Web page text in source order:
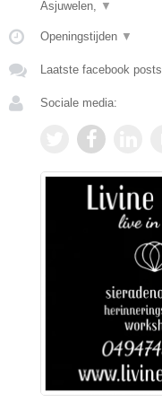
Asjuwelen, ▼
Openingstijden ▼
Laatste facebook posts
Sociale media: